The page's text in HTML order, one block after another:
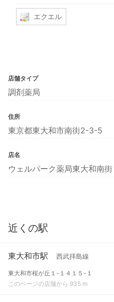
エクエル
店舗タイプ
調剤薬局
住所
東京都東大和市南街2-3-5
店名
ウェルパーク薬局東大和南街
近くの駅
東大和市駅 西武拝島線
東大和市桜が丘１-１４１５-１
このページの店舗から 935 m